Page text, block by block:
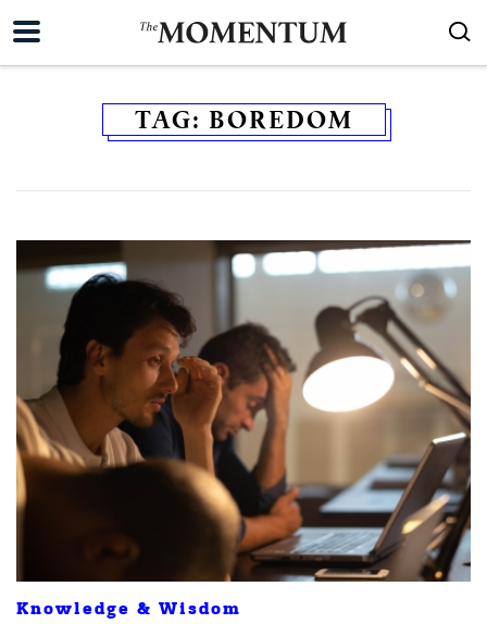
TAG: BOREDOM
Knowledge & Wisdom
SHARE TWEET LINE EMAIL